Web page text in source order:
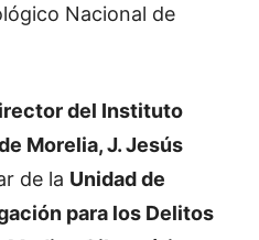
Nacional de
del Instituto
Morelia, J. Jesús
de la Unidad de
para los Delitos